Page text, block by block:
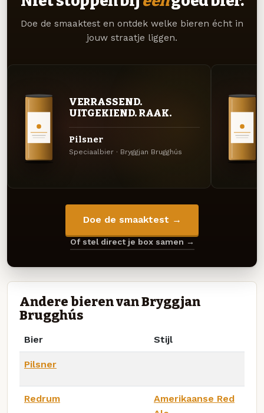
Doe de smaaktest en ontdek welke bieren écht in
jouw straatje liggen.
VERRASSEND.
UITGEKIEND. RAAK.
Pilsner
Speciaalbier · Bryggjan Brugghús
Doe de smaaktest →
Of stel direct je box samen →
Andere bieren van Bryggjan
Brugghús
Bier Stijl
Pilsner
Redrum
Amerikaanse Red